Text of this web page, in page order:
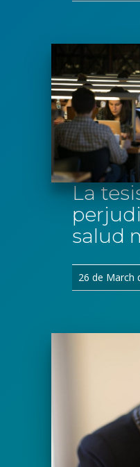
La
salud
26 de March